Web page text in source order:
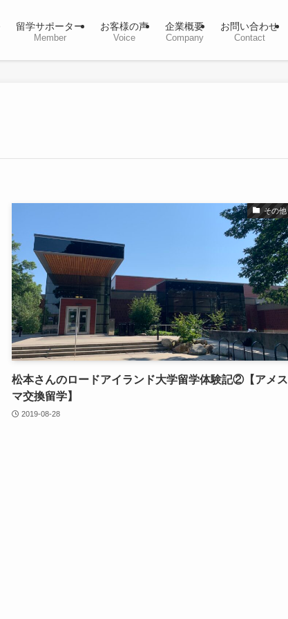
留学サポーター
Member
お客様の声
Voice
企業概要
Company
お問い合わせ
Contact
その他
松本さんのロードアイランド大学留学体験記②【アメス
マ交換留学】
2019-08-28